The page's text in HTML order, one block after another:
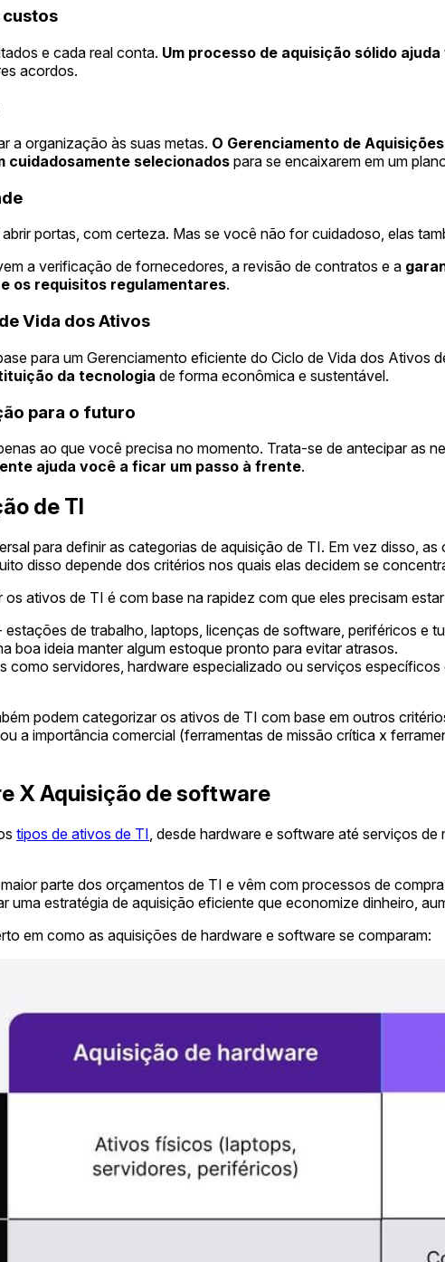
custos
e cada real conta. Um processo de aquisição sólido
acordos.
a organização às suas metas. O Gerenciamento de
cuidadosamente selecionados para se encaixarem em um
portas, com certeza. Mas se você não for cuidadoso, elas
a verificação de fornecedores, a revisão de contratos e a
os requisitos regulamentares.
Vida dos Ativos
para um Gerenciamento eficiente do Ciclo de Vida dos
da tecnologia de forma econômica e sustentável.
para o futuro
ao que você precisa no momento. Trata-se de antecipar as
ajuda você a ficar um passo à frente.
de TI
para definir as categorias de aquisição de TI. Em vez disso,
disso depende dos critérios nos quais elas decidem se
ativos de TI é com base na rapidez com que eles precisam
estações de trabalho, laptops, licenças de software, periféricos e
boa ideia manter algum estoque pronto para evitar atrasos.
como servidores, hardware especializado ou serviços
podem categorizar os ativos de TI com base em outros
a importância comercial (ferramentas de missão crítica x
X Aquisição de software
tipos de ativos de TI , desde hardware e software até serviços
parte dos orçamentos de TI e vêm com processos de
uma estratégia de aquisição eficiente que economize dinheiro,
em como as aquisições de hardware e software se comparam: